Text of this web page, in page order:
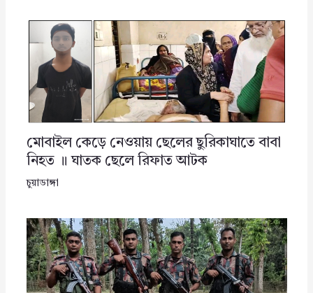
মোবাইল কেড়ে নেওয়ায় ছেলের ছুরিকাঘাতে বাবা
নিহত ॥ ঘাতক ছেলে রিফাত আটক
চুয়াডাঙ্গা